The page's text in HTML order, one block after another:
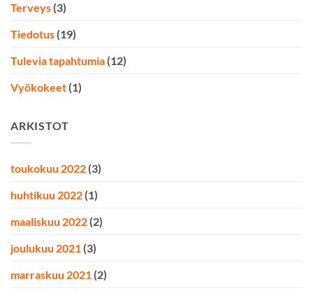
Terveys (3)
Tiedotus (19)
Tulevia tapahtumia (12)
Vyökokeet (1)
ARKISTOT
toukokuu 2022 (3)
huhtikuu 2022 (1)
maaliskuu 2022 (2)
joulukuu 2021 (3)
marraskuu 2021 (2)